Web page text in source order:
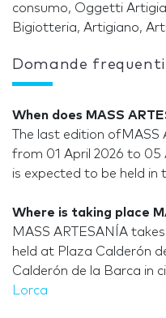
consumo, Oggetti
Bigiotteria, Artigiano,
Domande frequenti
When does MASS
The last edition ofMASS
from 01 April 2026 to 05
is expected to be held in
Where is taking place
MASS ARTESANÍA
held at Plaza Calderón
Calderón de la Barca in
Lorca